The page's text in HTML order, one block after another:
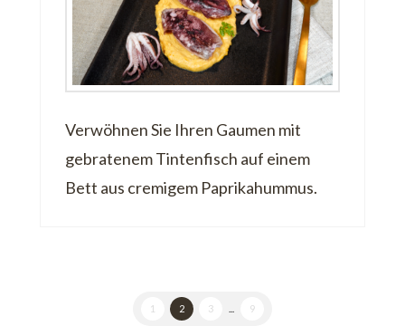
Verwöhnen Sie Ihren Gaumen mit
gebratenem Tintenfisch auf einem
Bett aus cremigem Paprikahummus.
1 2 3 9